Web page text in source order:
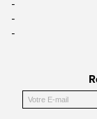
Gestion totale
Les piliers de la